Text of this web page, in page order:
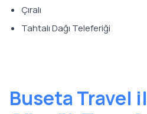
Çıralı
Tahtalı Dağı Teleferiği
Buseta Travel